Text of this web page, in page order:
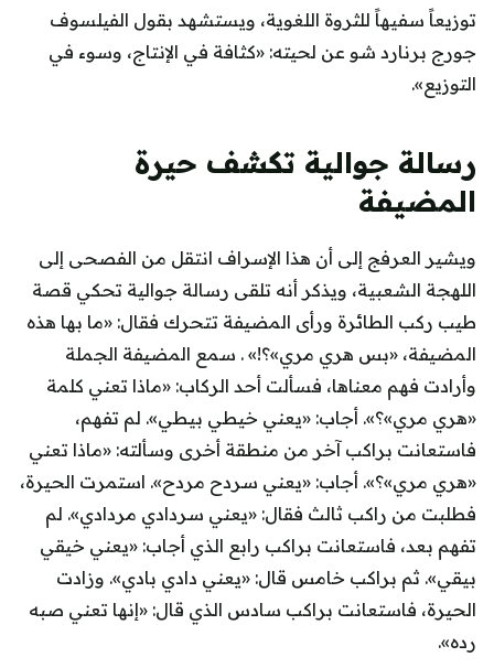
توزيعاً سفيهاً للثروة اللغوية، ويستشهد بقول الفيلسوف
جورج برنارد شو عن لحيته: «كثافة في الإنتاج، وسوء في
التوزيع».
رسالة جوالية تكشف حيرة
المضيفة
ويشير العرفج إلى أن هذا الإسراف انتقل من الفصحى إلى
اللهجة الشعبية، ويذكر أنه تلقى رسالة جوالية تحكي قصة
طيب ركب الطائرة ورأى المضيفة تتحرك فقال: «ما بها هذه
المضيفة، «بس هري مري»؟!» . سمع المضيفة الجملة
وأرادت فهم معناها، فسألت أحد الركاب: «ماذا تعني كلمة
«هري مري»؟». أجاب: «يعني خيطي بيطي». لم تفهم،
فاستعانت براكب آخر من منطقة أخرى وسألته: «ماذا تعني
«هري مري»؟». أجاب: «يعني سردح مردح». استمرت الحيرة،
فطلبت من راكب ثالث فقال: «يعني سردادي مردادي». لم
تفهم بعد، فاستعانت براكب رابع الذي أجاب: «يعني خيقي
بيقي». ثم براكب خامس قال: «يعني دادي بادي». وزادت
الحيرة، فاستعانت براكب سادس الذي قال: «إنها تعني صبه
رده».